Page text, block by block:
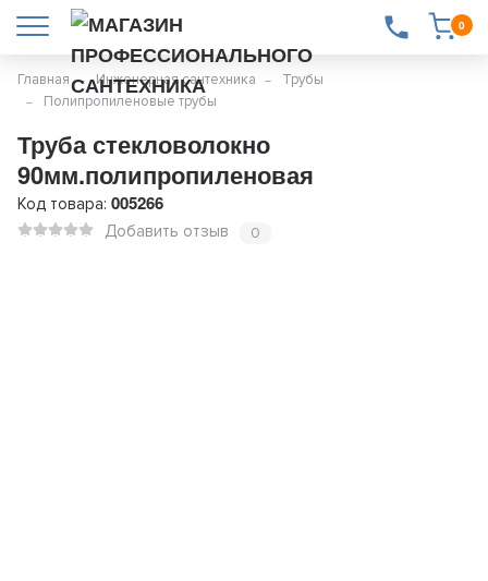
0
Главная Инженерная сантехника
Трубы
Полипропиленовые трубы
Труба стекловолокно
90мм.полипропиленовая
Код товара:005266
Добавить отзыв 0